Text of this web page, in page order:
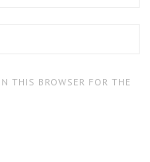
THIS BROWSER FOR THE